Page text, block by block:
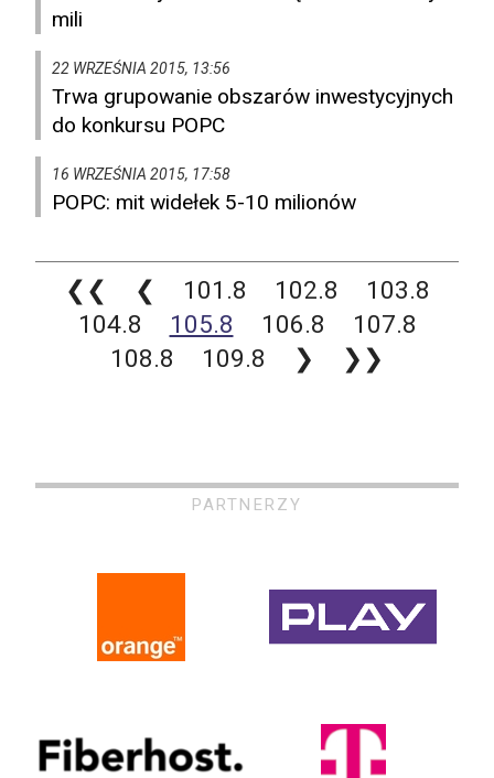
mili
22 WRZEŚNIA 2015, 13:56
Trwa grupowanie obszarów inwestycyjnych
do konkursu POPC
16 WRZEŚNIA 2015, 17:58
POPC: mit widełek 5-10 milionów
❮❮ ❮ 101.8 102.8
103.8
104.8
105.8 106.8
107.8
108.8
109.8 ❯ ❯❯
PARTNERZY